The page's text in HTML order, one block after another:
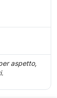
aspetto,